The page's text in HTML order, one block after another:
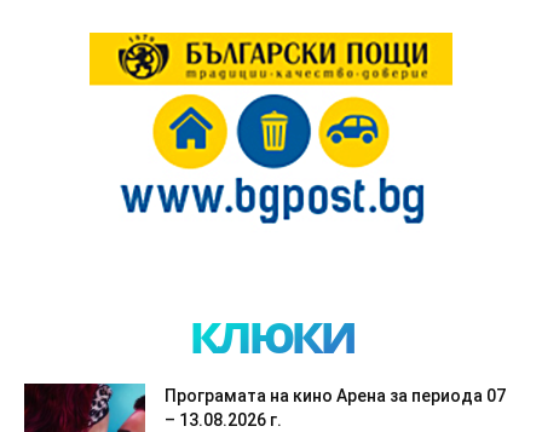
клюки
Програмата на кино Арена за периода 07
– 13.08.2026 г.